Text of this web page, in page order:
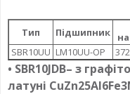
Тип Підшипник
SBR10UU LM10UU-OP 372
• SBR10JDB– з
латуні